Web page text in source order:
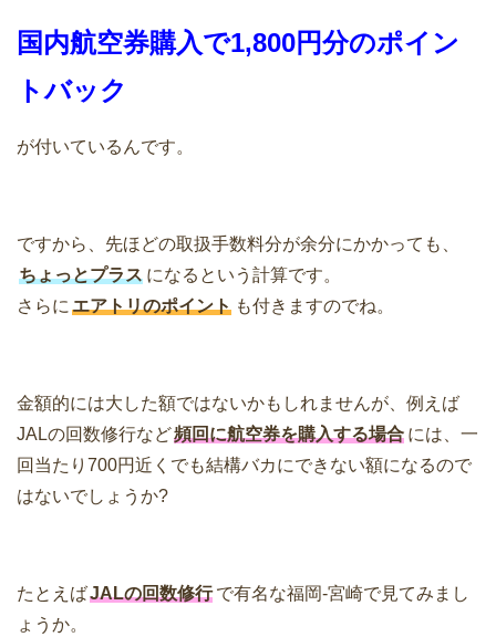
国内航空券購入で1,800円分のポイン
トバック
が付いているんです。
ですから、先ほどの取扱手数料分が余分にかかっても、
ちょっとプラス になるという計算です。
さらに エアトリのポイント も付きますのでね。
金額的には大した額ではないかもしれませんが、例えば
JALの回数修行など頻回に航空券を購入する場合 には、一
回当たり700円近くでも結構バカにできない額になるので
はないでしょうか?
たとえばJALの回数修行 で有名な福岡-宮崎で見てみまし
ょうか。